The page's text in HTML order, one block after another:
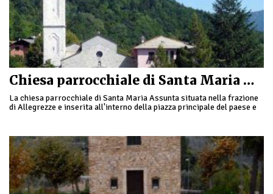
Chiesa parrocchiale di Santa Maria Assunta a Santo Stefano d’Aveto
La chiesa parrocchiale di Santa Maria Assunta situata nella frazione
di Allegrezze e inserita all'interno della piazza principale del paese e